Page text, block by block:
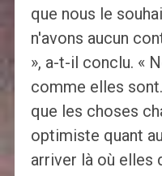
que nous le
n'avons aucun
», a-t-il conclu. «
comme elles
que les choses
optimiste quant
arriver là où elles